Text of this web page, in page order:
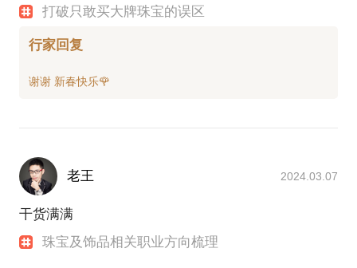
留法期间导演拍摄了全法留学生纪录片《全巴黎只是
参与制片全网点击过亿脱口秀《波波HIGH聊》 ；
15年底设计手稿参与BAPC慈善拍卖；
照，无限的大自然体验正是我们创作美的源泉，在珠
宝领域里本身就拥有着无限的宝藏，吸收属于大自然
的灵感，多年不同的人生阅历沉淀于珠宝设计理念
中，是将“自我的想法”与“世界”“自然”“经历”“细节”联结
更多了解请点击：
打破只敢买大牌珠宝的误区
行家回复
老王 2024.03.07
干货满满
珠宝及饰品相关职业方向梳理